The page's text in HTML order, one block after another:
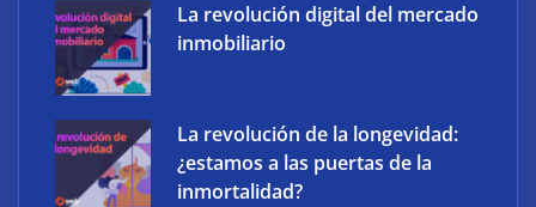
‘Schaeffler Vehicle Lifetime Solutions’ avanza hacia
una mayor eficiencia y una menor complejidad con
su cartera integrada y soluciones inteligentes
La revolución digital del mercado
inmobiliario
La revolución de la longevidad:
¿estamos a las puertas de la
inmortalidad?